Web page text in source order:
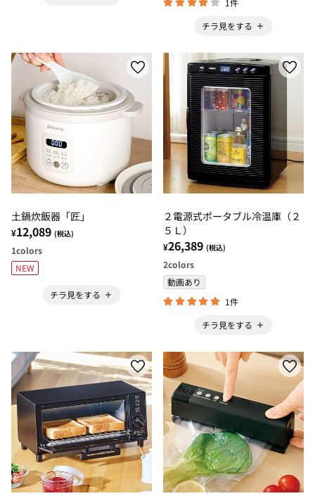
チラ見をする
土鍋炊飯器「匠」
¥12,089 (税込)
1colors
NEW
チラ見をする
２電源式ポータブル冷温庫（２
５Ｌ）
¥26,389 (税込)
2colors
動画あり
1件
チラ見をする